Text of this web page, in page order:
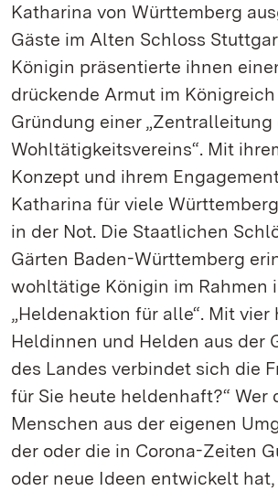
Katharina von Württemberg
Gäste im Alten Schloss
Königin präsentierte ihnen
drückende Armut im
Gründung einer „Zentralleitung
Wohltätigkeitsvereins“. Mit
Konzept und ihrem
Katharina für viele
in der Not. Die Staatlichen
Gärten Baden-Württemberg
wohltätige Königin im Rahmen
„Heldenaktion für alle“. Mit vier
Heldinnen und Helden aus der
des Landes verbindet sich die
für Sie heute heldenhaft?“ Wer
Menschen aus der eigenen
der oder die in Corona-Zeiten
oder neue Ideen entwickelt